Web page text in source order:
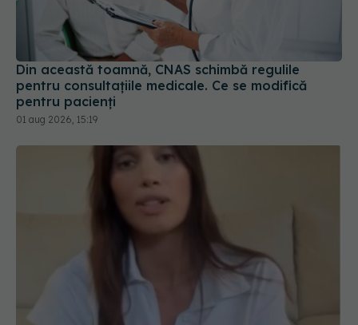
Din această toamnă, CNAS schimbă regulile
pentru consultațiile medicale. Ce se modifică
pentru pacienți
01 aug 2026, 15:19